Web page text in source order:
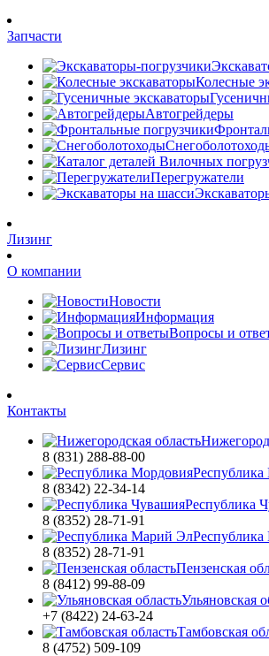
Запчасти
Колесные
Автогрейдеры
Перегружатели
Лизинг
О компании
Новости
Информация
Вопросы и
Лизинг
Сервис
Контакты
8 (831) 288-88-00
8 (8342) 22-34-14
Республика
8 (8352) 28-71-91
8 (8352) 28-71-91
Пензенская
8 (8412) 99-88-09
Ульяновская
+7 (8422) 24-63-24
Тамбовская
8 (4752) 509-109